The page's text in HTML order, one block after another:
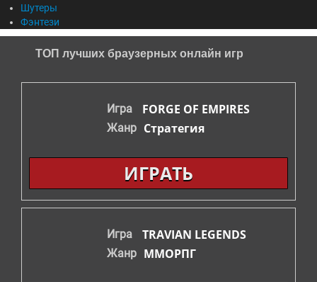
ММО
СИМУЛЯТОРЫ
Шутеры
Фэнтези
ТОП лучших браузерных онлайн игр
Игра FORGE OF EMPIRES
Жанр Стратегия
ИГРАТЬ
Игра TRAVIAN LEGENDS
Жанр ММОРПГ